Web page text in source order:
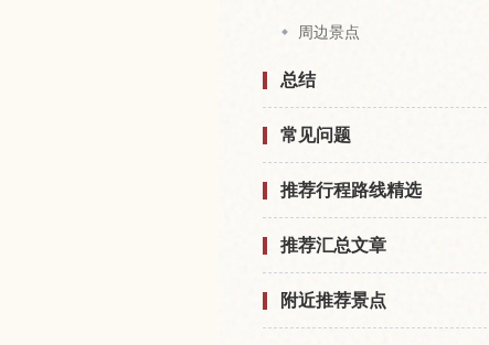
周边景点
总结
常见问题
推荐行程路线精选
推荐汇总文章
附近推荐景点